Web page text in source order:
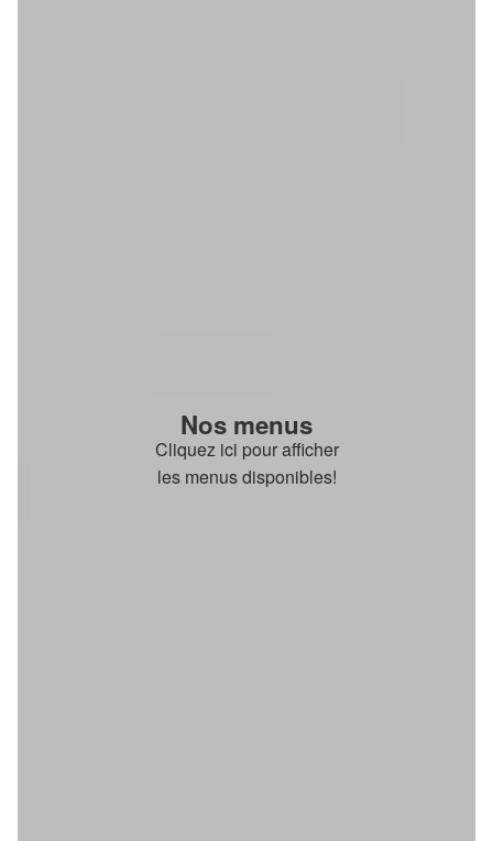
Nos menus
Cliquez ici pour afficher
les menus disponibles!